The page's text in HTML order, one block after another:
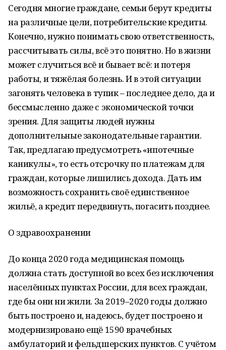
Сегодня многие граждане, семьи берут кредиты
на различные цели, потребительские кредиты.
Конечно, нужно понимать свою ответственность,
рассчитывать силы, всё это понятно. Но в жизни
может случиться всё и бывает всё: и потеря
работы, и тяжёлая болезнь. И в этой ситуации
загонять человека в тупик – последнее дело, да и
бессмысленно даже с экономической точки
зрения. Для защиты людей нужны
дополнительные законодательные гарантии.
Так, предлагаю предусмотреть «ипотечные
каникулы», то есть отсрочку по платежам для
граждан, которые лишились дохода. Дать им
возможность сохранить своё единственное
жильё, а кредит передвинуть, погасить позднее.
О здравоохранении
До конца 2020 года медицинская помощь
должна стать доступной во всех без исключения
населённых пунктах России, для всех граждан,
где бы они ни жили. За 2019–2020 годы должно
быть построено и, надеюсь, будет построено и
модернизировано ещё 1590 врачебных
амбулаторий и фельдшерских пунктов. С учётом